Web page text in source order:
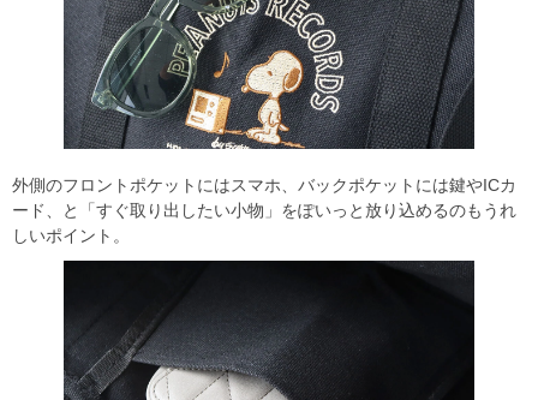
外側のフロントポケットにはスマホ、バックポケットには鍵やICカ
ード、と「すぐ取り出したい小物」をぽいっと放り込めるのもうれ
しいポイント。